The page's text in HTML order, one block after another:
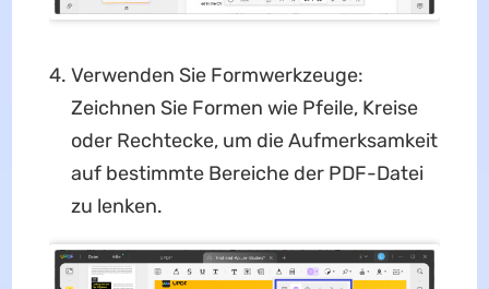
Verwenden Sie Formwerkzeuge:
Zeichnen Sie Formen wie Pfeile, Kreise
oder Rechtecke, um die Aufmerksamkeit
auf bestimmte Bereiche der PDF-Datei
zu lenken.